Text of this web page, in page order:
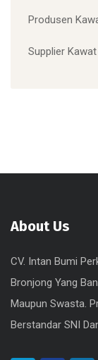
Produsen
Supplier
About Us
CV. Intan Bumi
Bronjong Yang
Maupun Swasta.
Berstandar SNI